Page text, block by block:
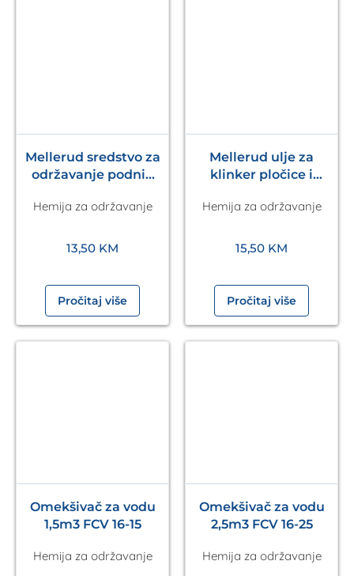
Mellerud sredstvo za
održavanje podnih
Hemija za održavanje
13,50 KM
Pročitaj više
Mellerud ulje za
klinker pločice i
Hemija za održavanje
15,50 KM
Pročitaj više
Omekšivač za vodu
1,5m3 FCV 16-15
Hemija za održavanje
Omekšivač za vodu
2,5m3 FCV 16-25
Hemija za održavanje